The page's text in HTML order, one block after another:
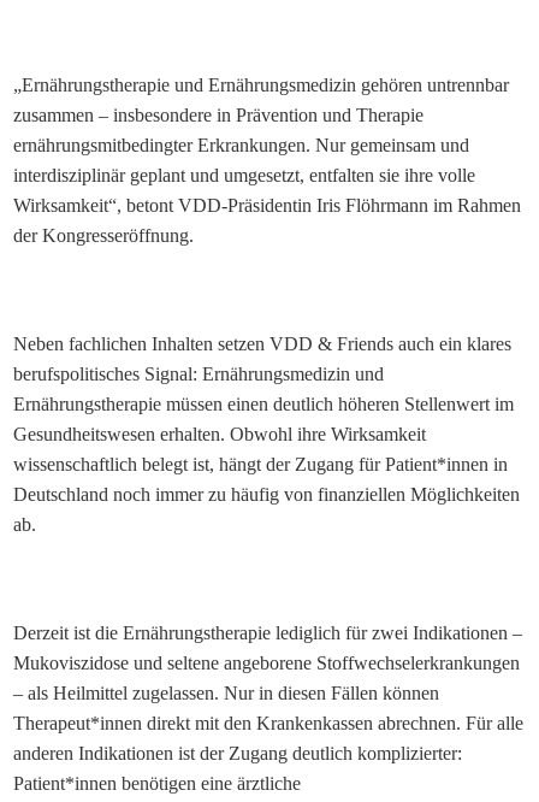
„Ernährungstherapie und Ernährungsmedizin gehören untrennbar
zusammen – insbesondere in Prävention und Therapie
ernährungsmitbedingter Erkrankungen. Nur gemeinsam und
interdisziplinär geplant und umgesetzt, entfalten sie ihre volle
Wirksamkeit“, betont VDD-Präsidentin Iris Flöhrmann im Rahmen
der Kongresseröffnung.
Neben fachlichen Inhalten setzen VDD & Friends auch ein klares
berufspolitisches Signal: Ernährungsmedizin und
Ernährungstherapie müssen einen deutlich höheren Stellenwert im
Gesundheitswesen erhalten. Obwohl ihre Wirksamkeit
wissenschaftlich belegt ist, hängt der Zugang für Patient*innen in
Deutschland noch immer zu häufig von finanziellen Möglichkeiten
ab.
Derzeit ist die Ernährungstherapie lediglich für zwei Indikationen –
Mukoviszidose und seltene angeborene Stoffwechselerkrankungen
– als Heilmittel zugelassen. Nur in diesen Fällen können
Therapeut*innen direkt mit den Krankenkassen abrechnen. Für alle
anderen Indikationen ist der Zugang deutlich komplizierter:
Patient*innen benötigen eine ärztliche